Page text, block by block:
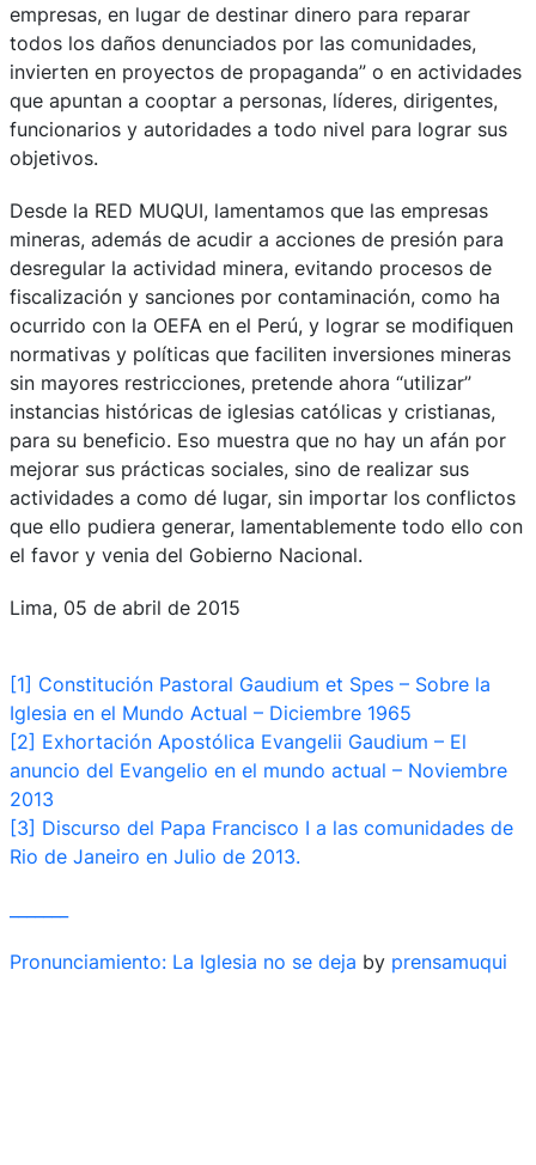
empresas, en lugar de destinar dinero para reparar
todos los daños denunciados por las comunidades,
invierten en proyectos de propaganda” o en actividades
que apuntan a cooptar a personas, líderes, dirigentes,
funcionarios y autoridades a todo nivel para lograr sus
objetivos.
Desde la RED MUQUI, lamentamos que las empresas
mineras, además de acudir a acciones de presión para
desregular la actividad minera, evitando procesos de
fiscalización y sanciones por contaminación, como ha
ocurrido con la OEFA en el Perú, y lograr se modifiquen
normativas y políticas que faciliten inversiones mineras
sin mayores restricciones, pretende ahora “utilizar”
instancias históricas de iglesias católicas y cristianas,
para su beneficio. Eso muestra que no hay un afán por
mejorar sus prácticas sociales, sino de realizar sus
actividades a como dé lugar, sin importar los conflictos
que ello pudiera generar, lamentablemente todo ello con
el favor y venia del Gobierno Nacional.
Lima, 05 de abril de 2015
[1] Constitución Pastoral Gaudium et Spes – Sobre la
Iglesia en el Mundo Actual – Diciembre 1965
[2] Exhortación Apostólica Evangelii Gaudium – El
anuncio del Evangelio en el mundo actual – Noviembre
2013
[3] Discurso del Papa Francisco I a las comunidades de
Rio de Janeiro en Julio de 2013.
Pronunciamiento: La Iglesia no se deja by prensamuqui